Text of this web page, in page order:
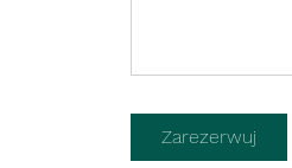
Zarezerwuj